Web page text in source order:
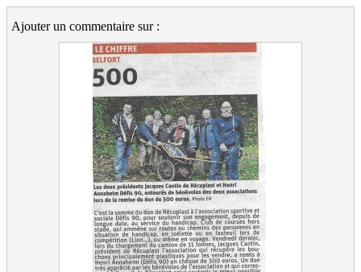
Ajouter un commentaire sur :